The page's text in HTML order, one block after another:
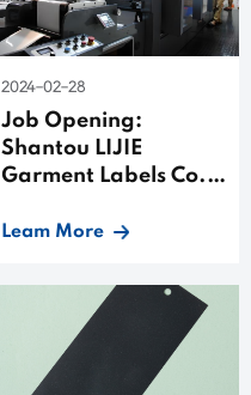
2024-02-28
Job Opening:
Shantou LIJIE
Garment Labels Co.,
Leam More